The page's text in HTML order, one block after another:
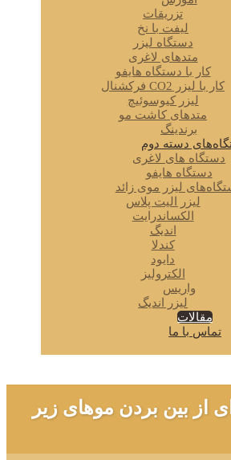
تزریقات
لیفت با نخ
دستگاه لیزر
متدهای لاغری
کار با دستگاه هایفو
کار با لیزر CO2 فرکشنال
لیزر کیوسوئیچ
متدهای کاشت مو
برندینگ
دسته دوم
دستگاه های لاغری
دستگاه هایفو
لیزر موی زائد
لیزر الیت پلاس
الکساندرایت
اندیگ
کندلا
دایود
الکترولیز
واریس
لیزر اندیگ
مقالات
تماس با ما
از بین بردن موهای زیر